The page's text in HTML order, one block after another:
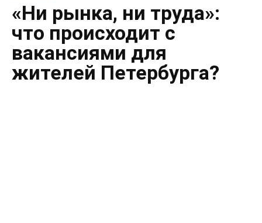
«Ни рынка, ни труда»:
что происходит с
вакансиями для
жителей Петербурга?